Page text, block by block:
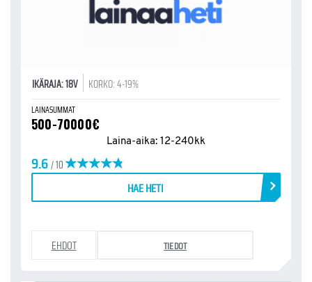
IKÄRAJA: 18V KORKO: 4-19%
LAINASUMMAT
500-70000€
Laina-aika: 12-240kk
9.6/ 10
EHDOT TIEDOT
HAE HETI